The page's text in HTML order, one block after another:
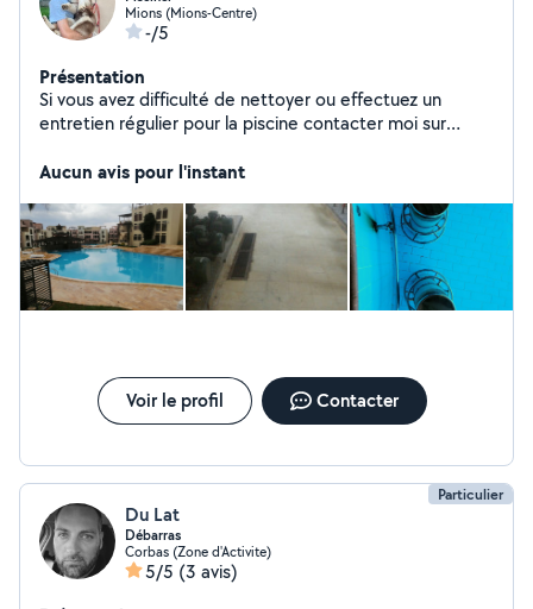
Mions (Mions-Centre)
-/5
Présentation
Si vous avez difficulté de nettoyer ou effectuez un
entretien régulier pour la piscine contacter moi sur
Aucun avis pour l'instant
Voir le profil Contacter
Particulier
Du Lat
Débarras
Corbas (Zone d'Activite)
5/5 (3 avis)